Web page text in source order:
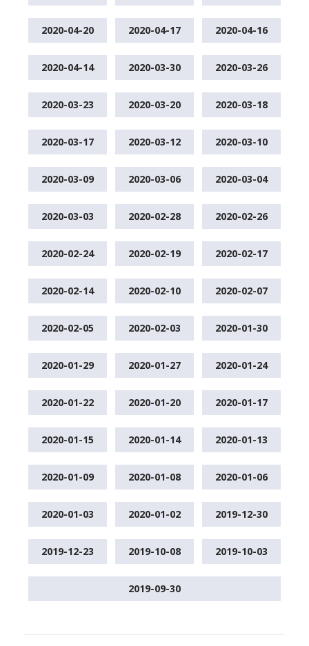
2020-04-20 2020-04-17 2020-04-16
2020-04-14 2020-03-30 2020-03-26
2020-03-23 2020-03-20 2020-03-18
2020-03-17 2020-03-12 2020-03-10
2020-03-09 2020-03-06 2020-03-04
2020-03-03 2020-02-28 2020-02-26
2020-02-24 2020-02-19 2020-02-17
2020-02-14 2020-02-10 2020-02-07
2020-02-05 2020-02-03 2020-01-30
2020-01-29 2020-01-27 2020-01-24
2020-01-22 2020-01-20 2020-01-17
2020-01-15 2020-01-14 2020-01-13
2020-01-09 2020-01-08 2020-01-06
2020-01-03 2020-01-02 2019-12-30
2019-12-23 2019-10-08 2019-10-03
2019-09-30